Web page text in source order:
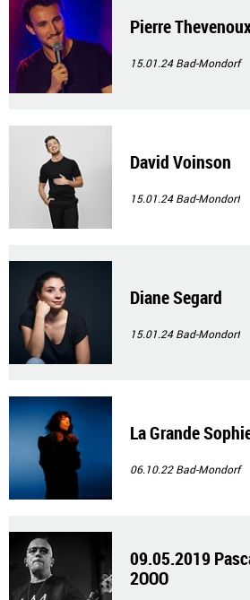
Pierre
15.01.24Bad-Mondorf
David Voinson
15.01.24Bad-Mondorf
Diane Segard
15.01.24Bad-Mondorf
La Grande
06.10.22Bad-Mondorf
09.05.2019
2OOO